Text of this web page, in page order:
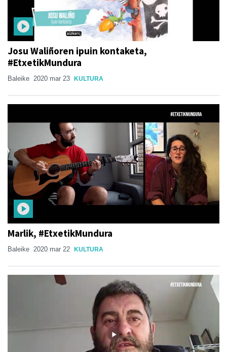
Josu Waliñoren ipuin kontaketa,
#EtxetikMundura
Baleike 2020 mar 23 KULTURA
Marlik, #EtxetikMundura
Baleike 2020 mar 22 KULTURA